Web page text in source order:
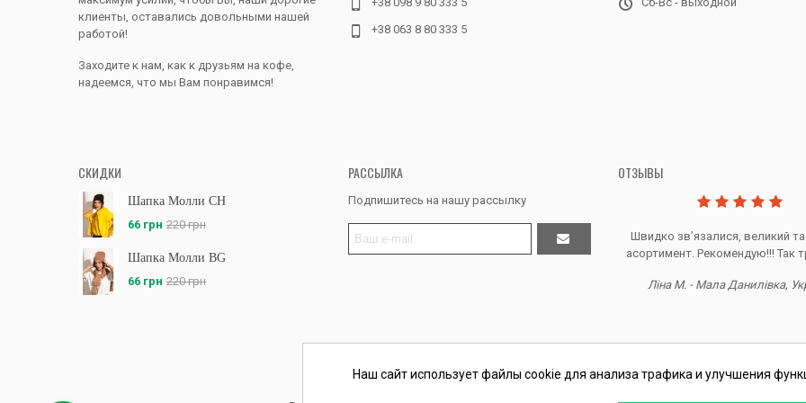
клиенты, оставались довольными нашей
работой!
Заходите к нам, как к друзьям на кофе,
надеемся, что мы Вам понравимся!
+38 063 8 80 333 5
СКИДКИ
Шапка Молли CH
66 грн 220 грн
Шапка Молли BG
66 грн 220 грн
РАССЫЛКА
Подпишитесь на нашу рассылку
ОТЗЫВЫ
Дякую за все, продавець супер.
Швидко звʼязалися, великий та
асортимент. Рекомендую!!! Так
Ліна М. - Мала Данилівка,
Наш сайт использует файлы cookie для анализа трафика и улучшения